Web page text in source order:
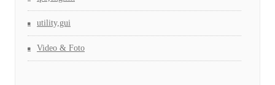
utility,gui
Video & Foto